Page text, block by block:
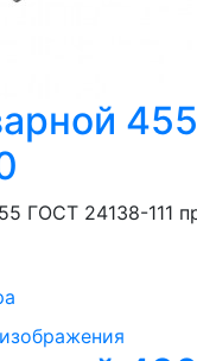
ГОСТ 24138-111